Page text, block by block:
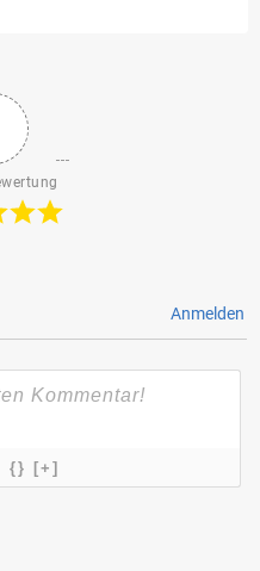
Anmelden
{} [+]